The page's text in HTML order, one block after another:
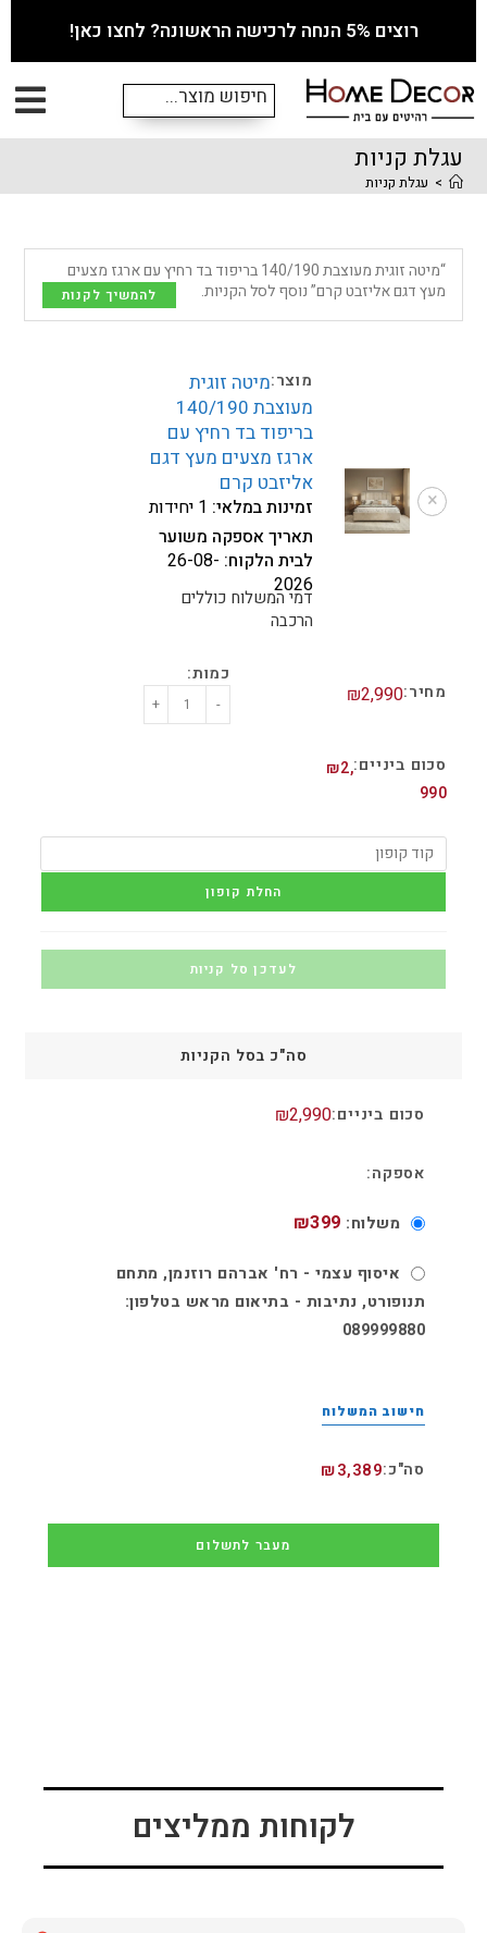
רוצים 5% הנחה לרכישה הראשונה? לחצו כאן!
עגלת קניות
> עגלת קניות
“מיטה זוגית מעוצבת 140/190 בריפוד בד רחיץ עם ארגז מצעים
מעץ דגם אליזבט קרם” נוסף לסל הקניות.
להמשיך לקנות
×
מיטה זוגית
מעוצבת 140/190
בריפוד בד רחיץ עם
ארגז מצעים מעץ דגם
אליזבט קרם
זמינות במלאי: 1 יחידות
תאריך אספקה משוער
לבית הלקוח: 26-08-
2026
דמי המשלוח כוללים
הרכבה
₪2,990
-
+
₪2,
990
החלת קופון
לעדכן סל קניות
סה"כ בסל הקניות
₪2,990
משלוח: ₪399
איסוף עצמי​ - רח' אברהם רוזנמן, מתחם
תנופורט, נתיבות - בתיאום מראש בטלפון:
089999880
חישוב המשלוח
₪3,389
מעבר לתשלום
לקוחות ממליצים